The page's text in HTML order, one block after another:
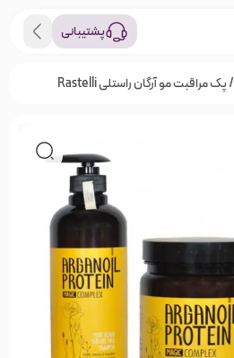
پشتیبانی
/ پک مراقبت مو آرگان راستلی Rastelli